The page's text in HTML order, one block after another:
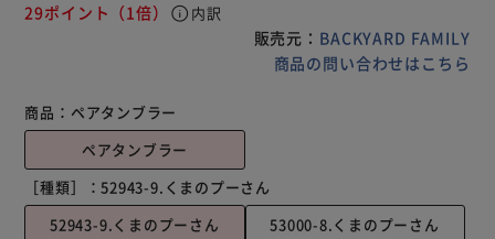
29ポイント （1倍） info 内訳
販売元： BACKYARD FAMILY
商品の問い合わせはこちら
商品： ペアタンブラー
ペアタンブラー
［種類］： 52943-9.くまのプーさん
52943-9.くまのプーさん
53000-8.くまのプーさん